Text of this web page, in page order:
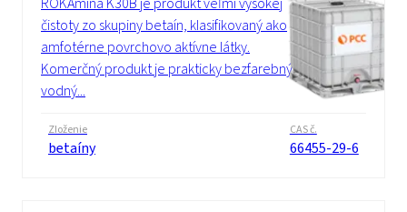
čistoty zo skupiny betaín, klasifikovaný ako
amfotérne povrchovo aktívne látky.
Komerčný produkt je prakticky bezfarebný
vodný...
Zloženie
betaíny
CAS č.
66455-29-6